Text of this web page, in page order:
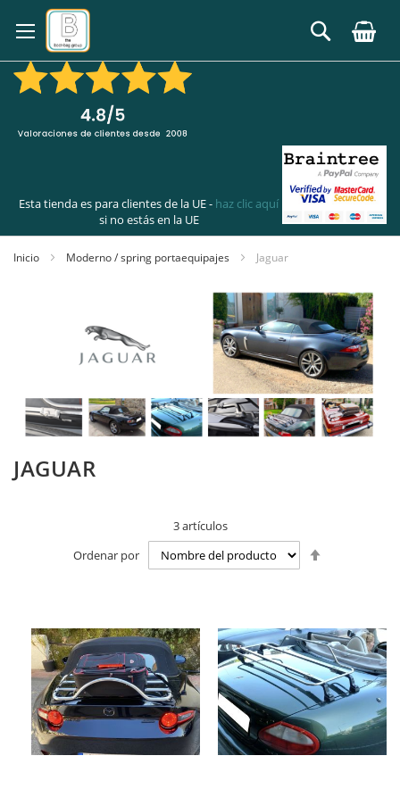
al
contenido
Buscar
Esta tienda es para clientes de la UE - haz clic aquí
si no estás en la UE
Inicio Moderno / spring portaequipajes Jaguar
JAGUAR
3artículos
Ordenar por